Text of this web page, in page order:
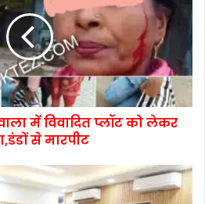
में विवादित प्लॉट को लेकर
से मारपीट